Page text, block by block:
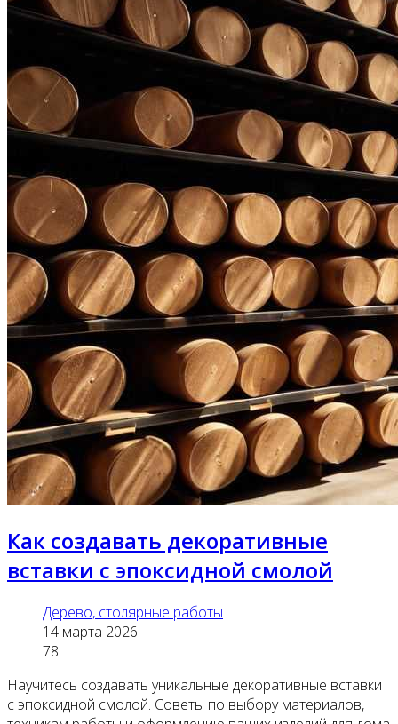
Как создавать декоративные
вставки с эпоксидной смолой
Дерево, столярные работы
14 марта 2026
78
Научитесь создавать уникальные декоративные вставки
с эпоксидной смолой. Советы по выбору материалов,